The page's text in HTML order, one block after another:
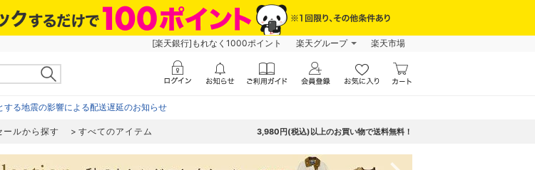
[楽天銀行]もれなく1000ポイント 楽天グループ 楽天市場
する地震の影響による配送遅延のお知らせ
ールから探す すべてのアイテム 3,980円(税込)以上のお買い物で送料無料！